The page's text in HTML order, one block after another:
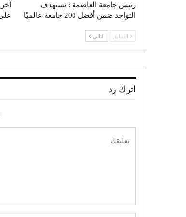
رئيس جامعة العاصمة : نستهدف
التواجد ضمن أفضل 200 جامعة عالميًا
السابق التالي
اترك رد